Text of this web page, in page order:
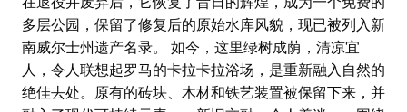
多层公园，保留了修复后的原始水库风貌，现已被列入新
南威尔士州遗产名录。 如今，这里绿树成荫，清凉宜
人，令人联想起罗马的卡拉卡拉浴场，是重新融入自然的
绝佳去处。原有的砖块、木材和铁艺装置被保留下来，并